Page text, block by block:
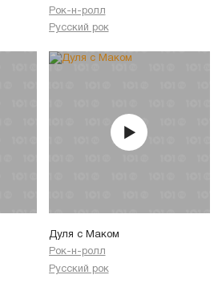
Рок-н-ролл
Русский рок
Дуля с Маком
Рок-н-ролл
Русский рок